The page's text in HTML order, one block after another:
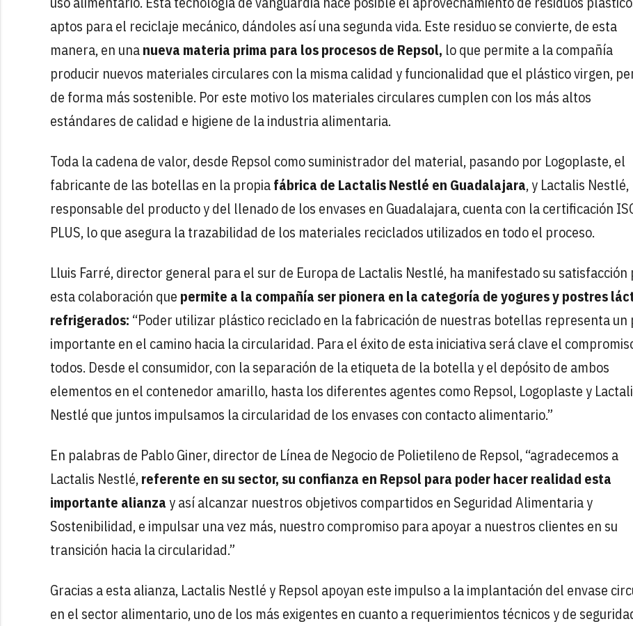
aptos para el reciclaje mecánico, dándoles así una segunda vida. Este residuo se convierte, de esta
manera, en unanueva materia prima para los procesos de Repsol, lo que permite a la compañía
producir nuevos materiales circulares con la misma calidad y funcionalidad que el plástico virgen,
de forma más sostenible. Por este motivo los materiales circulares cumplen con los más altos
estándares de calidad e higiene de la industria alimentaria.
Toda la cadena de valor, desde Repsol como suministrador del material, pasando por Logoplaste, el
fabricante de las botellas en la propiafábrica de Lactalis Nestlé en Guadalajara, y Lactalis Nestlé,
responsable del producto y del llenado de los envases en Guadalajara, cuenta con la certificación
PLUS, lo que asegura la trazabilidad de los materiales reciclados utilizados en todo el proceso.
Lluis Farré, director general para el sur de Europa de Lactalis Nestlé, ha manifestado su satisfacción
esta colaboración que permite a la compañía ser pionera en la categoría de yogures y postres
refrigerados: “Poder utilizar plástico reciclado en la fabricación de nuestras botellas representa un
importante en el camino hacia la circularidad. Para el éxito de esta iniciativa será clave el
todos. Desde el consumidor, con la separación de la etiqueta de la botella y el depósito de ambos
elementos en el contenedor amarillo, hasta los diferentes agentes como Repsol, Logoplaste y
Nestlé que juntos impulsamos la circularidad de los envases con contacto alimentario.”
En palabras de Pablo Giner, director de Línea de Negocio de Polietileno de Repsol, “agradecemos a
Lactalis Nestlé,referente en su sector, su confianza en Repsol para poder hacer realidad esta
importante alianzay así alcanzar nuestros objetivos compartidos en Seguridad Alimentaria y
Sostenibilidad, e impulsar una vez más, nuestro compromiso para apoyar a nuestros clientes en su
transición hacia la circularidad.”
Gracias a esta alianza, Lactalis Nestlé y Repsol apoyan este impulso a la implantación del envase
en el sector alimentario, uno de los más exigentes en cuanto a requerimientos técnicos y de